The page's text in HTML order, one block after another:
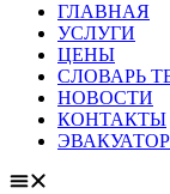
ГЛАВНАЯ
УСЛУГИ
ЦЕНЫ
СЛОВАРЬ
НОВОСТИ
КОНТАКТЫ